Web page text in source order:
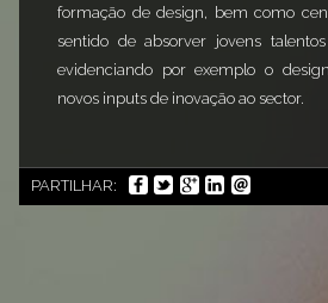
formação de design, bem como
sentido de absorver jovens
evidenciando por exemplo o
novos inputs de inovação ao sector.
PARTILHAR: